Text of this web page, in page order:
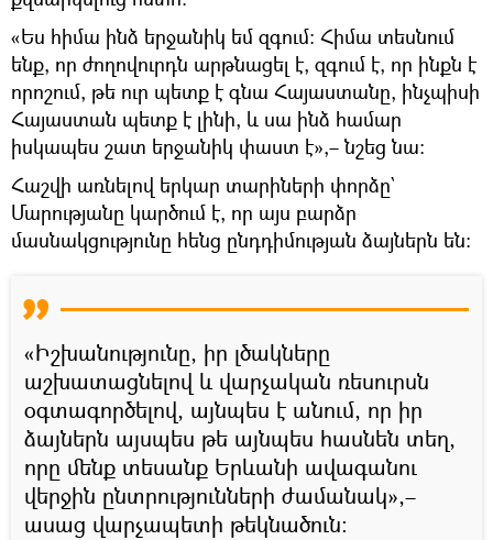
«Ես հիմա ինձ երջանիկ եմ զգում։ Հիմա տեսնում
ենք, որ ժողովուրդն արթնացել է, զգում է, որ ինքն է
որոշում, թե ուր պետք է գնա Հայաստանը, ինչպիսի
Հայաստան պետք է լինի, և սա ինձ համար
իսկապես շատ երջանիկ փաստ է»,– նշեց նա։
Հաշվի առնելով երկար տարիների փորձը`
Մարությանը կարծում է, որ այս բարձր
մասնակցությունը հենց ընդդիմության ձայներն են։
«Իշխանությունը, իր լծակները
աշխատացնելով և վարչական ռեսուրսն
օգտագործելով, այնպես է անում, որ իր
ձայներն այսպես թե այնպես հասնեն տեղ,
որը մենք տեսանք Երևանի ավագանու
վերջին ընտրությունների ժամանակ»,–
ասաց վարչապետի թեկնածուն։